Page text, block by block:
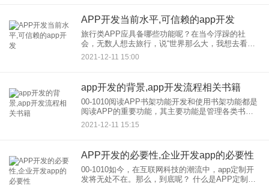
APP开发当前水平,可信赖的app开发
旅行类APP应具备哪些功能呢？在当今浮躁的社
会，无数人想去旅行，说“世界那么大，我想去看
看”，但并不是每个人都有财力支持我们的旅行。大
多数人在出门前还是会制定一个好的策略，让自己
2021-12-11 15:00
app开发的背景,app开发流程相关书籍
00-1010阅读APP书架功能开发和使用书架功能都是
阅读APP的重要功能，其主要功能是管理各类书
籍。书架也是用户长期停留的页面。如何有效利用
书架，提高用户对书架页面的留存率，也是各大阅
2021-12-11 15:15
APP开发的必要性,企业开发app的必要性
00-1010如今，在互联网科技的潮流中，app定制开
发将无处不在。那么，到底呢？ 什么是APP定制开